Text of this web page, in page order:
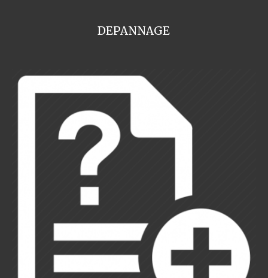
DEPANNAGE